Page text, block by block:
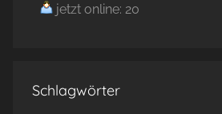
jetzt online: 20
Schlagwörter